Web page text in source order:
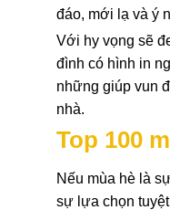
đáo, mới lạ và ý
Với hy vọng sẽ
đình có hình in
những giúp vun
nhà.
Top 100
Nếu mùa hè là
sự lựa chọn